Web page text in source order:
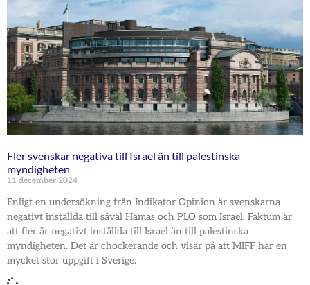
Fler svenskar negativa till Israel än till palestinska
myndigheten
11 december 2024
Enligt en undersökning från Indikator Opinion är svenskarna
negativt inställda till såväl Hamas och PLO som Israel. Faktum är
att fler är negativt inställda till Israel än till palestinska
myndigheten. Det är chockerande och visar på att MIFF har en
mycket stor uppgift i Sverige.